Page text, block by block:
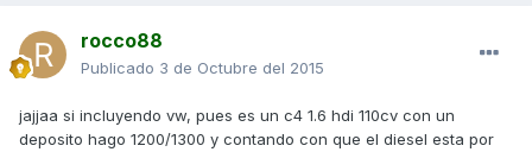
rocco88
Publicado 3 de Octubre del 2015
jajjaa si incluyendo vw, pues es un c4 1.6 hdi 110cv con un
deposito hago 1200/1300 y contando con que el diesel esta por